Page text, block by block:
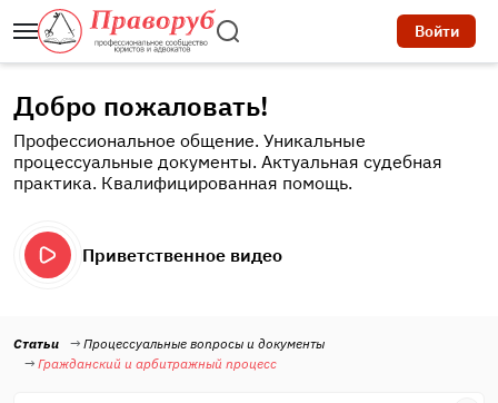
Войти
Добро пожаловать!
Профессиональное общение. Уникальные
процессуальные документы. Актуальная судебная
практика. Квалифицированная помощь.
Приветственное видео
Статьи
Процессуальные вопросы и документы
Гражданский и арбитражный процесс